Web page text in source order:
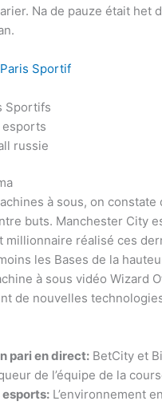
Na de pauze était
Sportif
Sportifs
esports
russie
à sous, on constate
buts. Manchester City
millionnaire réalisé ces
les Bases de la
à sous vidéo Wizard
de nouvelles
pari en direct: BetCity et
de l’équipe de la
esports: L’environnement